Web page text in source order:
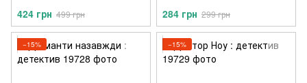
424 грн 499 грн 284 грн 299 грн
−15% −15%